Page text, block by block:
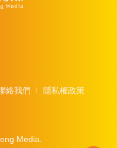
絡我們
隱私權政策
Media.